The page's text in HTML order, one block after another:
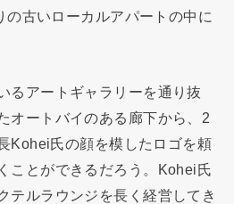
の古いローカルアパートの中に
るアートギャラリーを通り抜
オートバイのある廊下から、2
Kohei氏の顔を模したロゴを頼
ことができるだろう。Kohei氏
テルラウンジを長く経営してき